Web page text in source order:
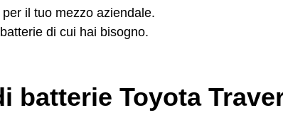
il tuo mezzo aziendale.
di cui hai bisogno.
batterie Toyota